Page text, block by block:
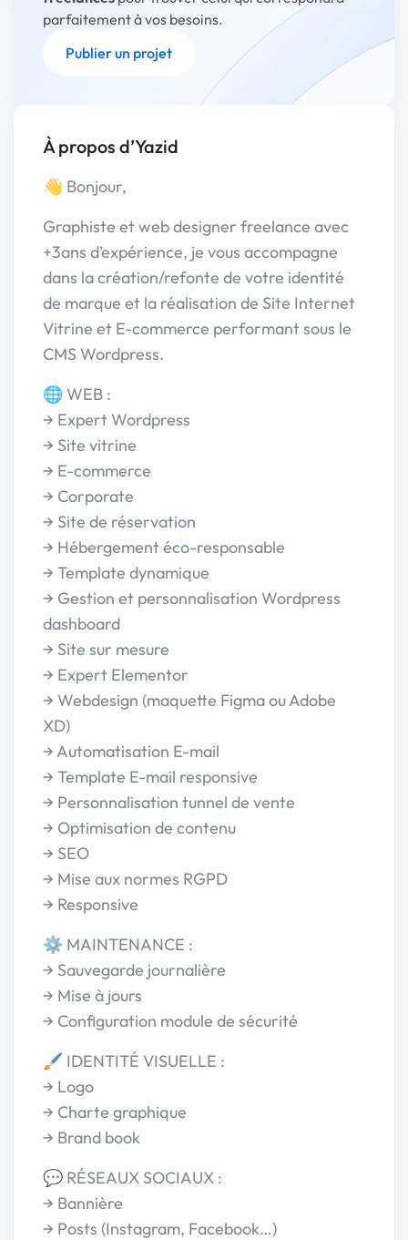
parfaitement à vos besoins.
Publier un projet
À propos d’Yazid
👋 Bonjour,
Graphiste et web designer freelance avec
+3ans d’expérience, je vous accompagne
dans la création/refonte de votre identité
de marque et la réalisation de Site Internet
Vitrine et E-commerce performant sous le
CMS Wordpress.
🌐 WEB :
→ Expert Wordpress
→ Site vitrine
→ E-commerce
→ Corporate
→ Site de réservation
→ Hébergement éco-responsable
→ Template dynamique
→ Gestion et personnalisation Wordpress
dashboard
→ Site sur mesure
→ Expert Elementor
→ Webdesign (maquette Figma ou Adobe
XD)
→ Automatisation E-mail
→ Template E-mail responsive
→ Personnalisation tunnel de vente
→ Optimisation de contenu
→ SEO
→ Mise aux normes RGPD
→ Responsive
⚙️ MAINTENANCE :
→ Sauvegarde journalière
→ Mise à jours
→ Configuration module de sécurité
🖌 IDENTITÉ VISUELLE :
→ Logo
→ Charte graphique
→ Brand book
💬 RÉSEAUX SOCIAUX :
→ Bannière
→ Posts (Instagram, Facebook…)